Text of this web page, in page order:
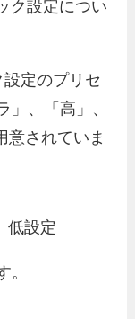
定のプリセ
」、「高」、
意されていま
。